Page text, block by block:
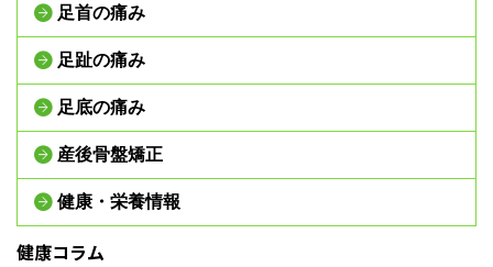
足首の痛み
足趾の痛み
足底の痛み
産後骨盤矯正
健康・栄養情報
健康コラム